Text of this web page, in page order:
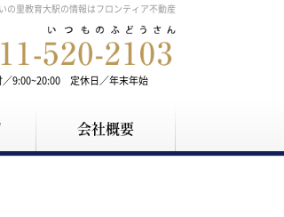
の里教育大駅の情報はフロンティア不動産
／9:00~20:00 定休日／年末年始
会社概要